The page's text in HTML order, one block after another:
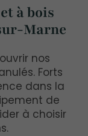
à bois
Marne
nos
Forts
dans la
de
à choisir